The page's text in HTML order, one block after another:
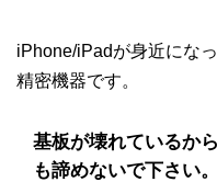
iPhone/iPadが身近にな
精密機器です。
基板が壊れているか
も諦めないで下さい。